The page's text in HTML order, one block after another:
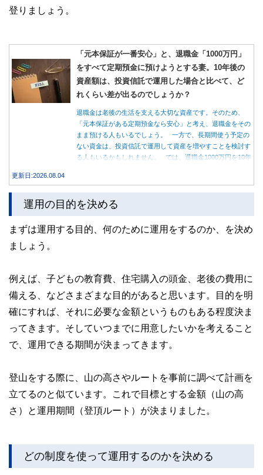
登りましょう。
「元本保証が一番安心」と、退職金「1000万円」
をすべて定期預金に預けようとする妻。10年後の
資産額は、投資信託で運用した場合と比べて、ど
れくらい差が出るのでしょうか？
退職金は老後の生活を支える大切な資産です。そのため、
「元本保証がある定期預金なら安心」と考え、退職金をその
まま預ける人もいるでしょう。 一方で、長期間使う予定の
ない資金は、投資信託で運用して資産を増やすことを検討す
る人もいるかもしれません。 では、退職金1000万円を10年
レーションします。
更新日:2026.08.04
運用の目的を決める
まずは運用する目的、何のために運用をするのか、を決め
ましょう。
例えば、子どもの教育費、住宅購入の頭金、老後の費用に
備える、などさまざまな目的があると思います。目的を明
確にすれば、それに必要な金額というものもある程度決ま
ってきます。そしていつまでに用意したいかを考えること
で、運用できる期間が決まってきます。
登山をする際に、山の高さやルートを事前に調べて計画を
立てるのと似ています。これで目標とする金額（山の高
さ）と運用期間（登頂ルート）が決まりました。
どの制度を使って運用するのかを決める